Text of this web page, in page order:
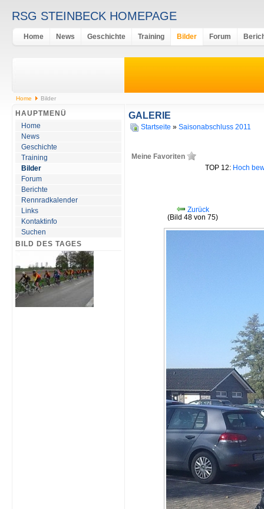
RSG STEINBECK HOMEPAGE
Home News Geschichte Training Bilder Forum
Home Bilder
HAUPTMENÜ
Home
News
Geschichte
Training
Bilder
Forum
Berichte
Rennradkalender
Links
Kontaktinfo
Suchen
BILD DES TAGES
GALERIE
Startseite » Saisonabschluss 2011
Meine Favoriten
TOP 12: Hoch
Zurück
(Bild 48 von 75)